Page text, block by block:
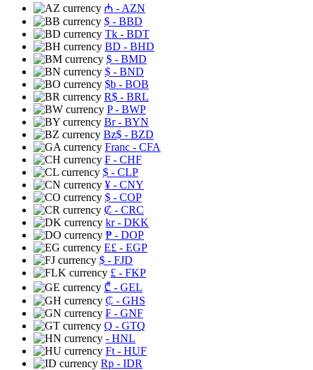
₼ - AZN
$ - BBD
Tk - BDT
BD - BHD
$ - BMD
$ - BND
$b - BOB
R$ - BRL
P- BWP
Br- BYN
Bz$ - BZD
Franc - CFA
₣ - CHF
$ - CLP
¥ - CNY
$ - COP
₡ - CRC
kr- DKK
₱ - DOP
E£ - EGP
$ - FJD
£ - FKP
₾ - GEL
₵ - GHS
₣ - GNF
Q - GTQ
- HNL
Ft - HUF
Rp - IDR